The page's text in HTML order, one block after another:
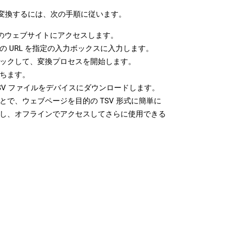
するには、次の手順に従います。
ウェブサイトにアクセスします。
URL を指定の入力ボックスに入力します。
クして、変換プロセスを開始します。
ます。
ファイルをデバイスにダウンロードします。
で、ウェブページを目的の TSV 形式に簡単に
、オフラインでアクセスしてさらに使用できる